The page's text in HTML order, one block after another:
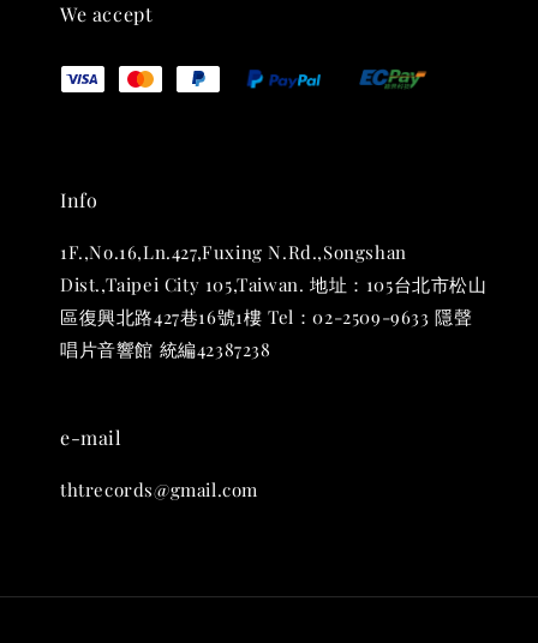
We accept
Info
1F.,No.16,Ln.427,Fuxing N.Rd.,Songshan
Dist.,Taipei City 105,Taiwan. 地址：105台北市松山
區復興北路427巷16號1樓 Tel：02-2509-9633 隱聲
唱片音響館 統編42387238
e-mail
thtrecords@gmail.com